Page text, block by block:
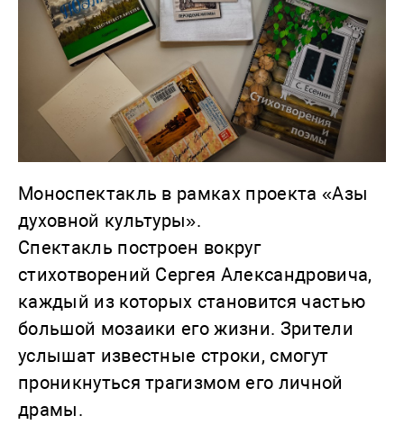
Моноспектакль в рамках проекта «Азы
духовной культуры».
Спектакль построен вокруг
стихотворений Сергея Александровича,
каждый из которых становится частью
большой мозаики его жизни. Зрители
услышат известные строки, смогут
проникнуться трагизмом его личной
драмы.